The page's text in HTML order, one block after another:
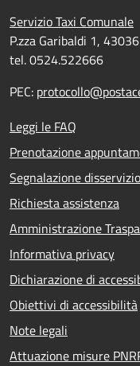
Servizio Taxi Comunale
P.zza Garibaldi 1,
tel. 0524.522666
PEC:
Leggi le FAQ
Prenotazione
Segnalazione disservizio
Richiesta assistenza
Amministrazione
Informativa privacy
Dichiarazione di
Obiettivi di accessibilità
Note legali
Attuazione misure